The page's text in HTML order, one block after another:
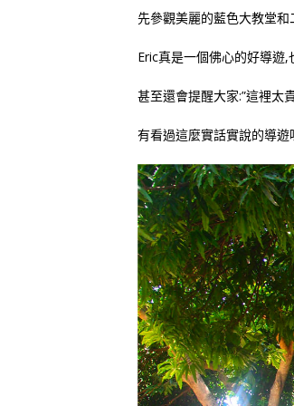
先參觀美麗的藍色大教堂
Eric真是一個佛心的好導遊
甚至還會提醒大家:”這裡太
有看過這麼實話實說的導遊